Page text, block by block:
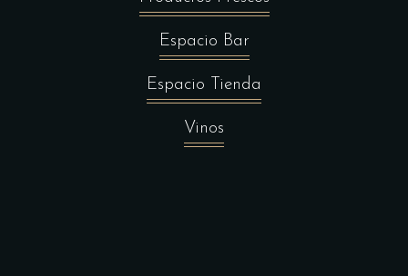
Espacio Bar
Espacio Tienda
Vinos